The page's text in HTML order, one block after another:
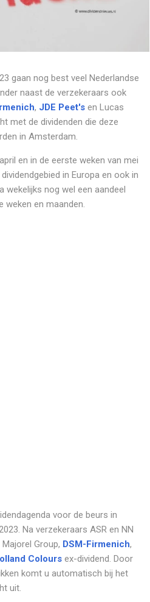
gaan nog best veel Nederlandse
naast de verzekeraars ook
, JDE Peet's en Lucas
met de dividenden die deze
in Amsterdam.
en in de eerste weken van mei
in Europa en ook in
wekelijks nog wel een aandeel
weken en maanden.
voor de beurs in
Na verzekeraars ASR en NN
Group, DSM-Firmenich,
Colours ex-dividend. Door
komt u automatisch bij het
uit.